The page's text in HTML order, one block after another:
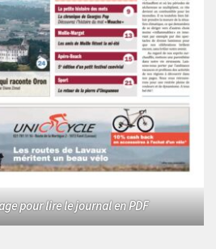
pour lire le journal en PDF